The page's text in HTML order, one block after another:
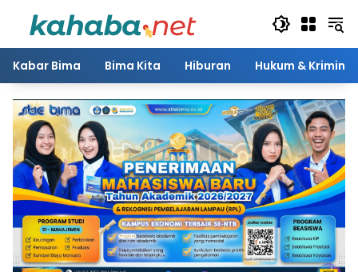
Kabar Bima Bima Kita Hiburan Hukum & Kriminal